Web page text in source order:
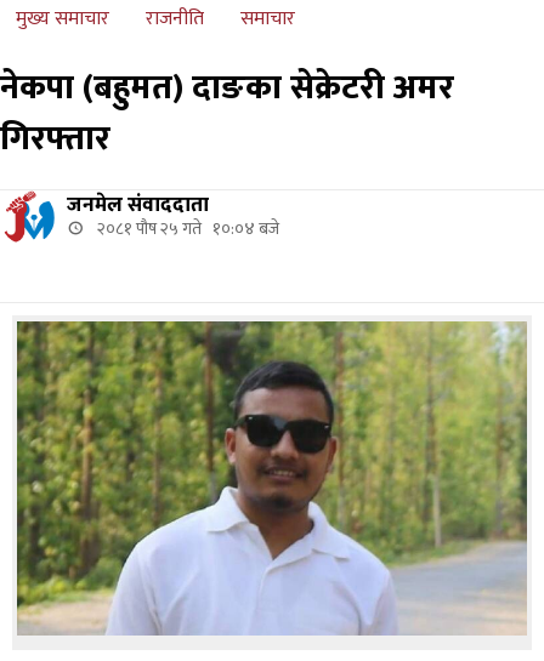
national
health
मुख्य समाचार राजनीति समाचार
नेकपा (बहुमत) दाङका सेक्रेटरी अमर
गिरफ्तार
जनमेल संवाददाता
२०८१ पौष २५ गते १०:०४ बजे